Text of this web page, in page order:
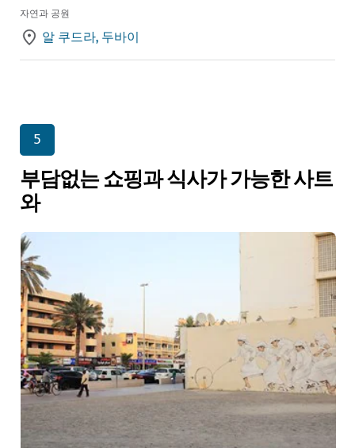
자연과 공원
알 쿠드라, 두바이
5
부담없는 쇼핑과 식사가 가능한 사트
와